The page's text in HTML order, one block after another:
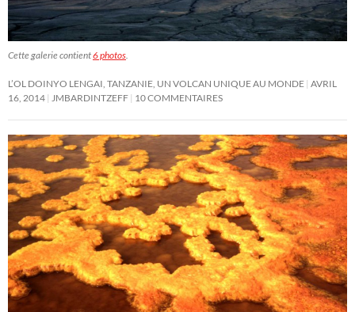
Cette galerie contient6 photos
L’OL DOINYO LENGAI, TANZANIE, UN VOLCAN UNIQUE AU MONDE AVRIL
16, 2014
JMBARDINTZEFF 10 COMMENTAIRES